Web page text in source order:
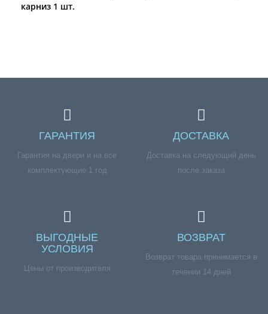
карниз 1 шт.
ГАРАНТИЯ
Гарантия на двери и на все
комплектующие 1 год
ДОСТАВКА
Доставка на следующий день
после заказа
ВЫГОДНЫЕ
УСЛОВИЯ
Цены от производителя
ВОЗВРАТ
Возврат товара принимается в
течении 14 дней